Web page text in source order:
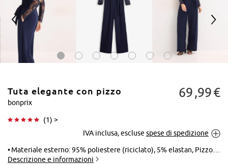
Tocca per
ingrandire
< >
Tuta elegante con pizzo
bonprix
(1) >
69 99€
IVA inclusa, escluse spese di spedizione
Materiale esterno: 95% poliestere (riciclato), 5% elastan, Pizzo: 100% poliammide
Descrizione e informazioni